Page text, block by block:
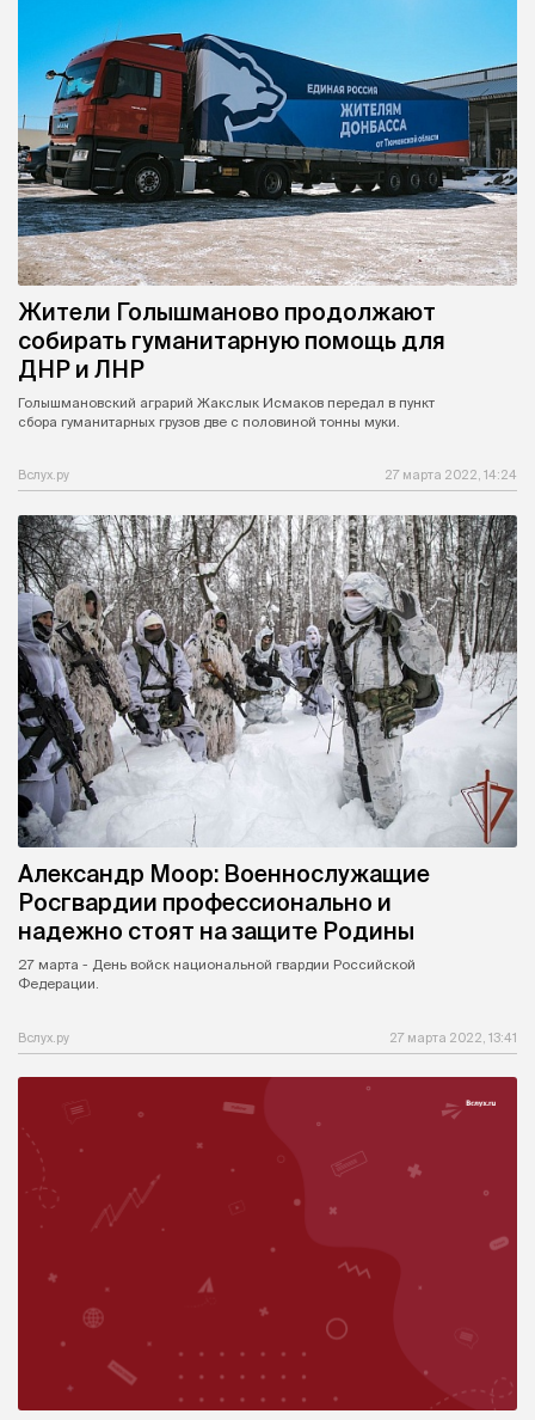
Жители Голышманово продолжают
собирать гуманитарную помощь для
ДНР и ЛНР
Голышмановский аграрий Жакслык Исмаков передал в пункт
сбора гуманитарных грузов две с половиной тонны муки.
Вслух.ру 27 марта 2022, 14:24
Александр Моор: Военнослужащие
Росгвардии профессионально и
надежно стоят на защите Родины
27 марта - День войск национальной гвардии Российской
Федерации.
Вслух.ру 27 марта 2022, 13:41